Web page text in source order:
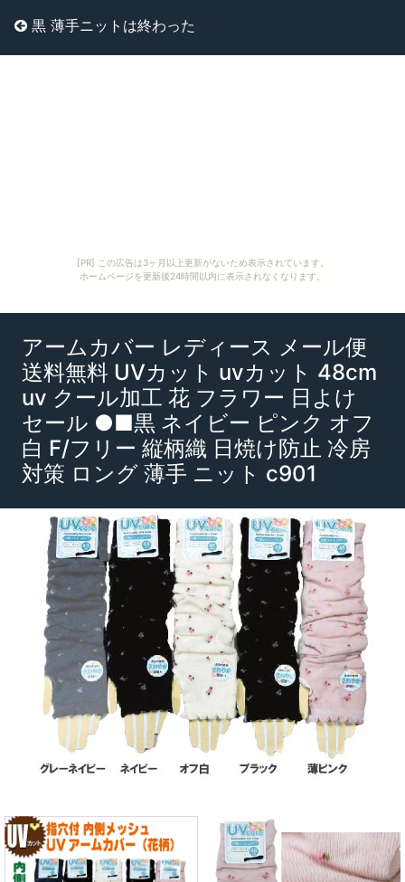
[PR] この広告は3ヶ月以上更新がないため表示されています。
ホームページを更新後24時間以内に表示されなくなります。
黒 薄手ニットは終わった
アームカバー レディース メール便
送料無料 UVカット uvカット 48cm
uv クール加工 花 フラワー 日よけ
セール ●■黒 ネイビー ピンク オフ
白 F/フリー 縦柄織 日焼け防止 冷房
対策 ロング 薄手 ニット c901